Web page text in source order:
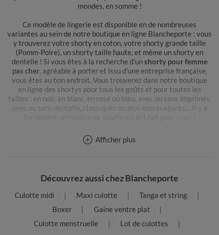
mondes, en somme !
Ce modèle de lingerie est disponible en de nombreuses
variantes au sein de notre boutique en ligne Blancheporte : vous
y trouverez votre shorty en coton, votre shorty grande taille
(Pomm-Poire), un shorty taille haute, et même un shorty en
dentelle ! Si vous êtes à la recherche d’unshorty pour femme
pas cher, agréable à porter et issu d’une entreprise française,
vous êtes au bon endroit. Vous trouverez dans notre boutique
en ligne des shortys pour tous les goûts et pour toutes les
tailles : en noir, en blanc, en rose ou bleu, avec ou sans imprimés,
avec ou sans dentelle, classiques ou plus extravagants… Il y a
Vous adorez un de nos modèles de shortys, et vous souhaitez le
commander en différentes couleurs ? Profitez de nos lots de
Comment sublimer vos courbes avec un shorty ?
Le shorty est de ces éléments de lingerie pour femme qui
permettent de se sentir à la fois sexy et confiante au quotidien.
Sa forme si particulière lui permet de soutenir et d’épouser vos
shorty convient à toutes les morphologies : ceboxer pour
Afficher plus
Découvrez aussi chez Blancheporte
Culotte midi Maxi culotte
Tanga et string
Boxer
Gaine ventre plat
Culotte menstruelle
Lot de culottes